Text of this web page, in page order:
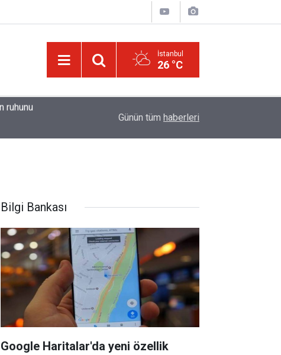
İstanbul
26 °C
Güldüren de O’dur, ağlatan da O’dur, öldüren de
Günün tüm haberleri
Bilgi Bankası
Google Haritalar'da yeni özellik